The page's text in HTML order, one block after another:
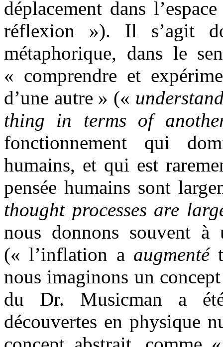
déplacement dans
réflexion »). Il s’agit
métaphorique, dans le
« comprendre et
d’une autre » («
thing in terms of
fonctionnement qui
humains, et qui est
pensée humains sont
thought processes are
nous donnons souvent à
(« l’inflation a augmenté
nous imaginons un
du Dr. Musicman a
découvertes en physique